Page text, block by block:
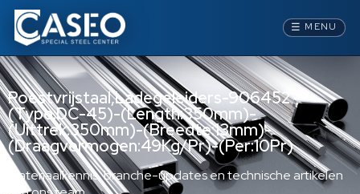
☰ MENU
Roestvrijstaal,Ladegeleiders-906452 -
(Type:DC-45)-(Length:350mm)-
(Uittrek:350mm)-(Breedte:13mm)-
(Draagvermogen:49Kg/Pr)-(Per:10Pr)
Materiaalkennis, branche-updates en technische artikelen